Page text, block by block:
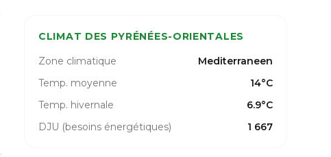
CLIMAT DES PYRÉNÉES-ORIENTALES
Zone climatique
Mediterraneen
Temp. moyenne
14°C
Temp. hivernale
6.9°C
DJU (besoins énergétiques)
1 667